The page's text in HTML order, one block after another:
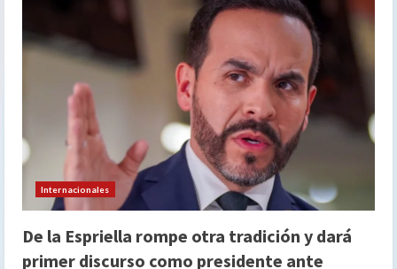
Internacionales
De la Espriella rompe otra tradición y dará
primer discurso como presidente ante